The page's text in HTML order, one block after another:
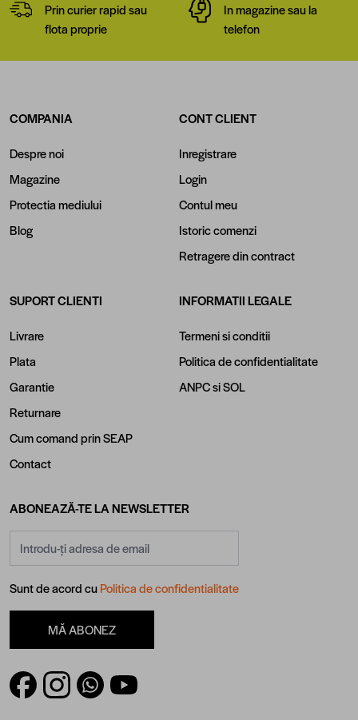
Prin curier rapid sau
flota proprie
In magazine sau la
telefon
COMPANIA
Despre noi
Magazine
Protectia mediului
Blog
CONT CLIENT
Inregistrare
Login
Contul meu
Istoric comenzi
Retragere din contract
SUPORT CLIENTI
Livrare
Plata
Garantie
Returnare
Cum comand prin SEAP
Contact
INFORMATII LEGALE
Termeni si conditii
Politica de confidentialitate
ANPCsiSOL
ABONEAZĂ-TE LA NEWSLETTER
Sunt de acord cuPolitica de confidentialitate
MĂ ABONEZ